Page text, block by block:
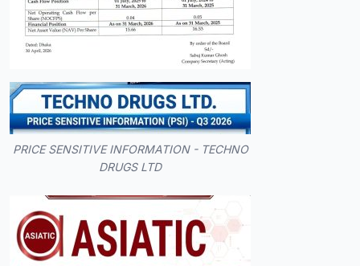
PRICE SENSITIVE INFORMATION - TECHNO
DRUGS LTD